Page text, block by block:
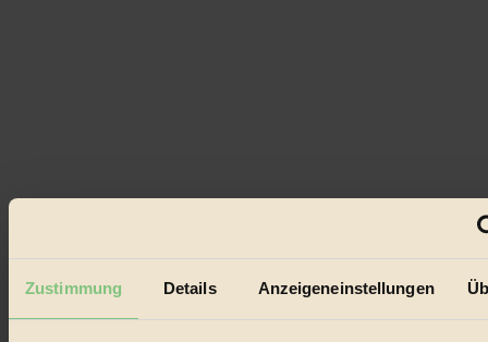
Zustimmung Details Anzeigeneinstellungen